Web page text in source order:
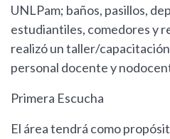
UNLPam; baños, pasillos,
estudiantiles, comedores y
realizó un taller/
personal docente y
Primera Escucha
El área tendrá como